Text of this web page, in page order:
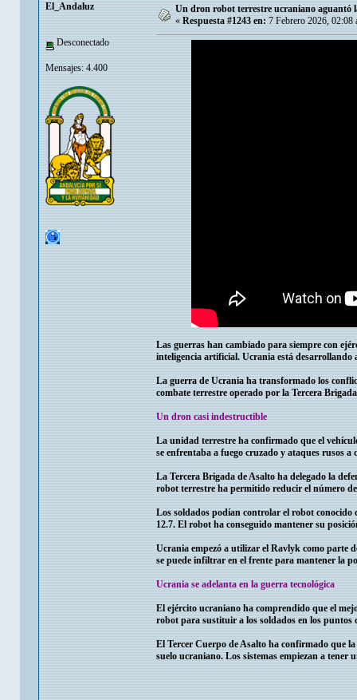
El_Andaluz
Desconectado
Mensajes: 4.400
Un dron robot terrestre ucraniano aguantó
« Respuesta #1243 en: 7 Febrero 2026, 02:08
Las guerras han cambiado para siempre con
inteligencia artificial. Ucrania está desarrollando
La guerra de Ucrania ha transformado los
combate terrestre operado por la Tercera
Un dron casi indestructible
La unidad terrestre ha confirmado que el
se enfrentaba a fuego cruzado y ataques rusos
La Tercera Brigada de Asalto ha delegado la
robot terrestre ha permitido reducir el número
Los soldados podían controlar el robot
12.7. El robot ha conseguido mantener su
Ucrania empezó a utilizar el Ravlyk como parte
se puede infiltrar en el frente para mantener la
Ucrania se adelanta en la guerra tecnológica
El ejército ucraniano ha comprendido que el
robot para sustituir a los soldados en los puntos
El Tercer Cuerpo de Asalto ha confirmado que
suelo ucraniano. Los sistemas empiezan a tener